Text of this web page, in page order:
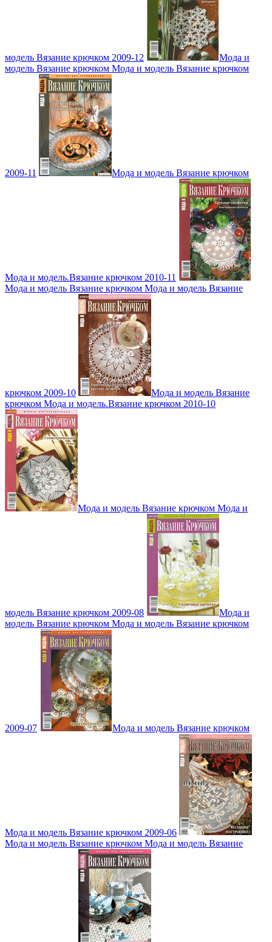
модель Вязание крючком 2009-12
Мода и
модель Вязание крючком Мода и модель Вязание крючком
2009-11 Мода и модель Вязание крючком
Мода и модель.Вязание крючком 2010-11
Мода и модель Вязание крючком Мода и модель Вязание
крючком 2009-10
Мода и модель Вязание
крючком Мода и модель.Вязание крючком 2010-10
Мода и модель Вязание крючком Мода и
модель Вязание крючком 2009-08
Мода и
модель Вязание крючком Мода и модель Вязание крючком
2009-07 Мода и модель Вязание крючком
Мода и модель Вязание крючком 2009-06
Мода и модель Вязание крючком Мода и модель Вязание